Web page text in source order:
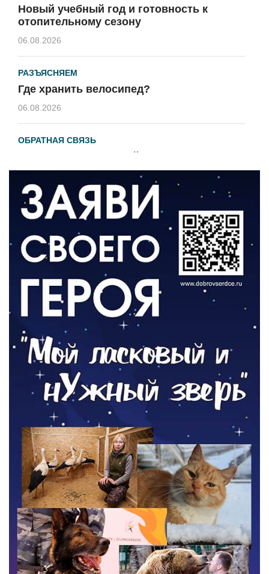
Новый учебный год и готовность к
отопительному сезону
06.08.2026
РАЗЪЯСНЯЕМ
Где хранить велосипед?
06.08.2026
ОБРАТНАЯ СВЯЗЬ
Администрация онлайн
ВЛАСТЬ
День памяти и «Симфония народов»
06.08.2026
Новый настил на экотропе
05.08.2026